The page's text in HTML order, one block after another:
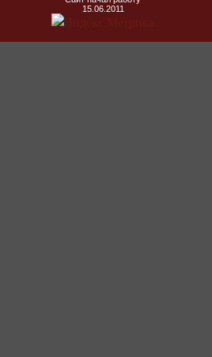
15.06.2011